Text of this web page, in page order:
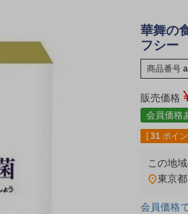
華舞の
フシー
商品番号
販売価格
会員価格
[ 31 ポイ
この地
東京都
会員価格